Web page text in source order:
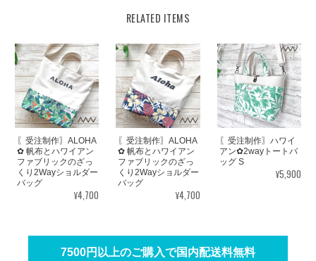
RELATED ITEMS
〖受注制作〗ALOHA
✿ 帆布とハワイアン
ファブリックのざっ
くり2Wayショルダー
バッグ
¥4,700
〖受注制作〗ALOHA
✿ 帆布とハワイアン
ファブリックのざっ
くり2Wayショルダー
バッグ
¥4,700
〖受注制作〗ハワイ
アン✿2wayトートバ
ッグ S
¥5,900
7500円以上のご購入で国内配送料無料